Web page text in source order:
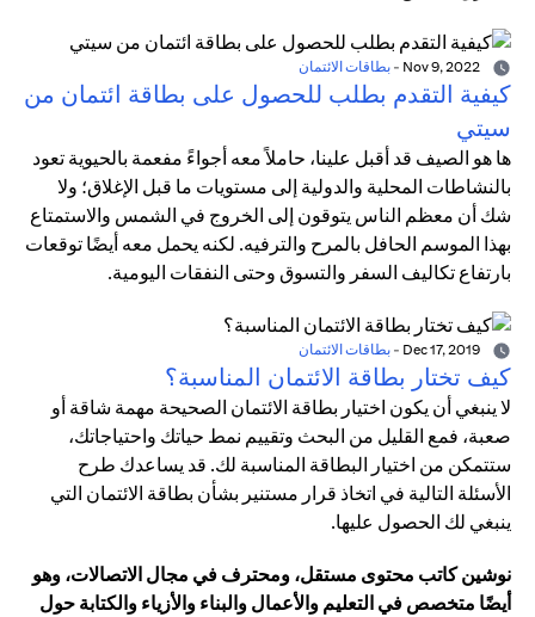
- بطاقات الائتمان
كيفية التقدم بطلب للحصول على بطاقة ائتمان من
سيتي
ها هو الصيف قد أقبل علينا، حاملاً معه أجواءً مفعمة بالحيوية تعود
بالنشاطات المحلية والدولية إلى مستويات ما قبل الإغلاق؛ ولا
شك أن معظم الناس يتوقون إلى الخروج في الشمس والاستمتاع
بهذا الموسم الحافل بالمرح والترفيه. لكنه يحمل معه أيضًا توقعات
بارتفاع تكاليف السفر والتسوق وحتى النفقات اليومية.
- بطاقات الائتمان
كيف تختار بطاقة الائتمان المناسبة؟
لا ينبغي أن يكون اختيار بطاقة الائتمان الصحيحة مهمة شاقة أو
صعبة، فمع القليل من البحث وتقييم نمط حياتك واحتياجاتك،
ستتمكن من اختيار البطاقة المناسبة لك. قد يساعدك طرح
الأسئلة التالية في اتخاذ قرار مستنير بشأن بطاقة الائتمان التي
ينبغي لك الحصول عليها.
نوشين كاتب محتوى مستقل، ومحترف في مجال الاتصالات، وهو
أيضًا متخصص في التعليم والأعمال والبناء والأزياء والكتابة حول